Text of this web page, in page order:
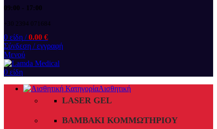
09:00 - 17:00
+30 2394 071684
0 είδη / 0.00 €
Σύνδεση / εγγραφή
Μενού
0 είδη
Αισθητική
LASER GEL
ΒΑΜΒΆΚΙ ΚΟΜΜΩΤΗΡΊΟΥ